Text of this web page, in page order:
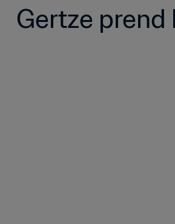
Gertze